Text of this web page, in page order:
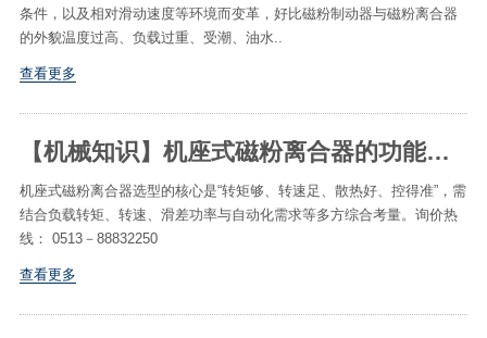
条件，以及相对滑动速度等环境而变革，好比磁粉制动器与磁粉离合器
的外貌温度过高、负载过重、受潮、油水..
查看更多
【机械知识】机座式磁粉离合器的功能与选型要求
机座式磁粉离合器选型的核心是“转矩够、转速足、散热好、控得准”，需
结合负载转矩、转速、滑差功率与自动化需求等多方综合考量。询价热
线： 0513－88832250
查看更多